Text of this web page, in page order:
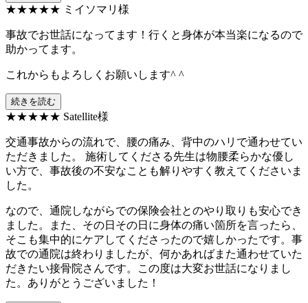
★★★★★ ミイソマリ様
事故でお世話になってます！行くと身体が本当楽になるので
助かってます。
これからもよろしくお願いします^ ^
続きを読む
★★★★★ Satellite様
交通事故からの流れで、腰の痛み、背中のハリで通わせてい
ただきました。 施術してくださる先生は物腰柔らかな優し
い方で、事故後の不安なことも解りやすく教えてくださいま
した。
なので、通院しながらでの保険会社とのやり取りも安心でき
ました。また、その日その日に身体の痛い箇所を言ったら、
そこも集中的にケアしてくださったので嬉しかったです。事
故での通院は終わりましたが、何かあればまた通わせていた
だきたい接骨院さんです。この度は大変お世話になりまし
た。ありがとうございました！